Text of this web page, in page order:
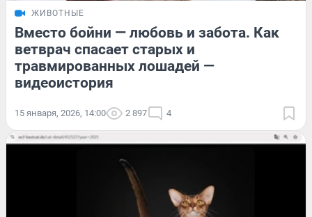
ЖИВОТНЫЕ
Вместо бойни — любовь и забота. Как
ветврач спасает старых и
травмированных лошадей —
видеоистория
15 января, 2026, 14:00 2 897 4